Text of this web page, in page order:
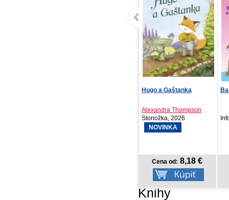
Hugo a Gaštanka
Alexandra Thompson
Stonožka, 2026
NOVINKA
Cena od: 8,18 €
Knihy